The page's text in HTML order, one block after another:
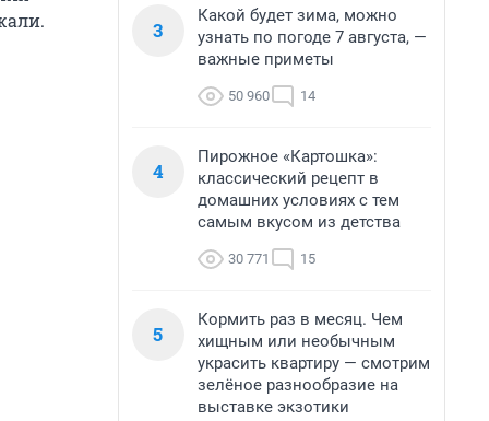
3
Какой будет зима, можно
узнать по погоде 7 августа, —
важные приметы
50 960 14
4
Пирожное «Картошка»:
классический рецепт в
домашних условиях с тем
самым вкусом из детства
30 771 15
5
Кормить раз в месяц. Чем
хищным или необычным
украсить квартиру — смотрим
зелёное разнообразие на
выставке экзотики